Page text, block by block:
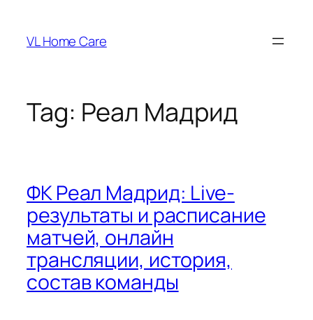
content
VL Home Care
Tag: Реал Мадрид
ФК Реал Мадрид: Live-
результаты и расписание
матчей, онлайн
трансляции, история,
состав команды